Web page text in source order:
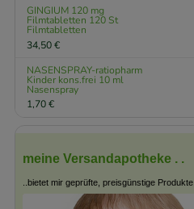
GINGIUM 120 mg
Filmtabletten 120 St
Filmtabletten
34,50 €
NASENSPRAY-ratiopharm
Kinder kons.frei 10 ml
Nasenspray
1,70 €
meine Versandapotheke . .
..bietet mir geprüfte, preisgünstige Produkte.